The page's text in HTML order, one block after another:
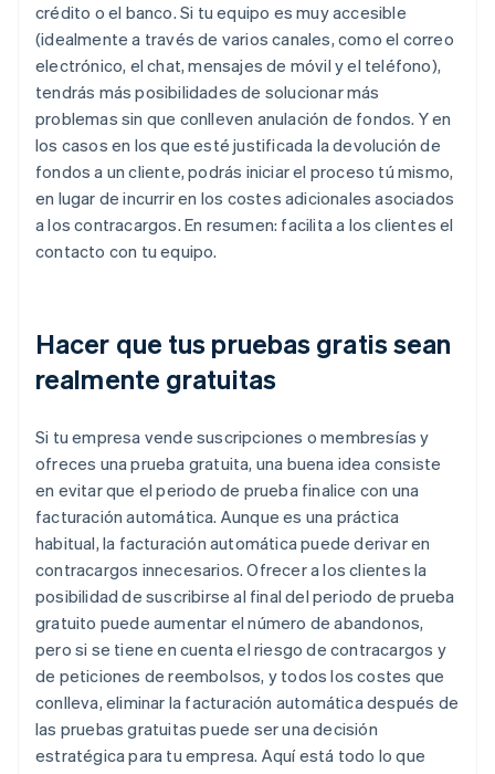
crédito o el banco. Si tu equipo es muy accesible
(idealmente a través de varios canales, como el correo
electrónico, el chat, mensajes de móvil y el teléfono),
tendrás más posibilidades de solucionar más
problemas sin que conlleven anulación de fondos. Y en
los casos en los que esté justificada la devolución de
fondos a un cliente, podrás iniciar el proceso tú mismo,
en lugar de incurrir en los costes adicionales asociados
a los contracargos. En resumen: facilita a los clientes el
contacto con tu equipo.
Hacer que tus pruebas gratis sean
realmente gratuitas
Si tu empresa vende suscripciones o membresías y
ofreces una prueba gratuita, una buena idea consiste
en evitar que el periodo de prueba finalice con una
facturación automática. Aunque es una práctica
habitual, la facturación automática puede derivar en
contracargos innecesarios. Ofrecer a los clientes la
posibilidad de suscribirse al final del periodo de prueba
gratuito puede aumentar el número de abandonos,
pero si se tiene en cuenta el riesgo de contracargos y
de peticiones de reembolsos, y todos los costes que
conlleva, eliminar la facturación automática después de
las pruebas gratuitas puede ser una decisión
estratégica para tu empresa. Aquí está todo lo que